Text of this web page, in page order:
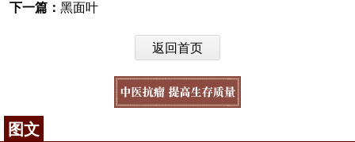
下一篇： 黑面叶
返回首页
图文